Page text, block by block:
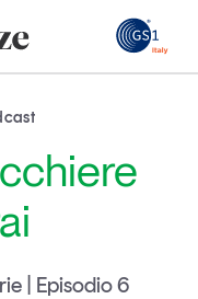
| Episodio 6